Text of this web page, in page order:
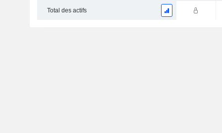
Total des actifs